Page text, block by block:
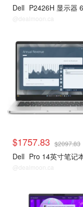
Dell P2426H 显示器
@dealmoon.ca
$1757.83 $2097.83
Dell Pro 14英寸笔记
@dealmoon.ca